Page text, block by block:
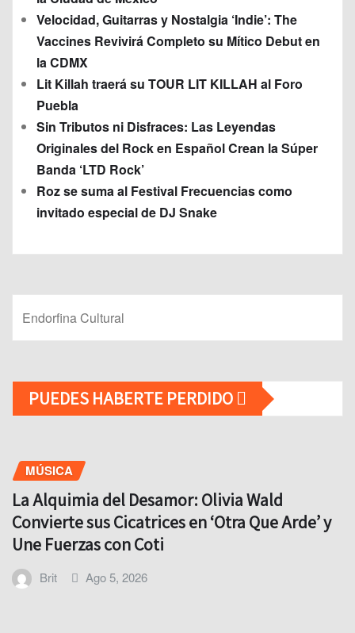
Velocidad, Guitarras y Nostalgia ‘Indie’: The
Vaccines Revivirá Completo su Mítico Debut en
la CDMX
Lit Killah traerá su TOUR LIT KILLAH al Foro
Puebla
Sin Tributos ni Disfraces: Las Leyendas
Originales del Rock en Español Crean la Súper
Banda ‘LTD Rock’
Roz se suma al Festival Frecuencias como
invitado especial de DJ Snake
Endorfina Cultural
PUEDES HABERTE PERDIDO
MÚSICA
La Alquimia del Desamor: Olivia Wald
Convierte sus Cicatrices en ‘Otra Que Arde’ y
Une Fuerzas con Coti
Brit Ago 5, 2026